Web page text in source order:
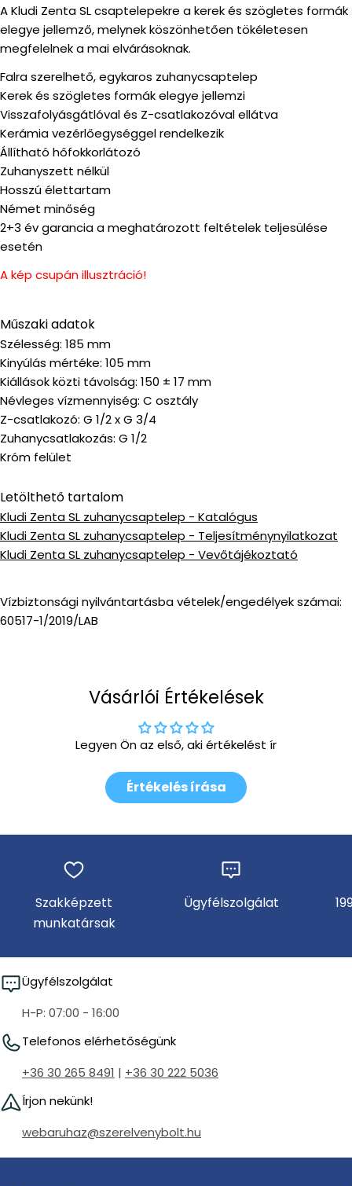
A Kludi Zenta SL csaptelepekre a kerek és szögletes formák
elegye jellemző, melynek köszönhetően tökéletesen
megfelelnek a mai elvárásoknak.
Falra szerelhető, egykaros zuhanycsaptelep
Kerek és szögletes formák elegye jellemzi
Visszafolyásgátlóval és Z-csatlakozóval ellátva
Kerámia vezérlőegységgel rendelkezik
Állítható hőfokkorlátozó
Zuhanyszett nélkül
Hosszú élettartam
Német minőség
2+3 év garancia a meghatározott feltételek teljesülése
esetén
A kép csupán illusztráció!
Műszaki adatok
Szélesség: 185 mm
Kinyúlás mértéke: 105 mm
Kiállások közti távolság: 150 ± 17 mm
Névleges vízmennyiség: C osztály
Z-csatlakozó: G 1/2 x G 3/4
Zuhanycsatlakozás: G 1/2
Króm felület
Letölthető tartalom
Kludi Zenta SL zuhanycsaptelep - Katalógus
Kludi Zenta SL zuhanycsaptelep - Teljesítménynyilatkozat
Kludi Zenta SL zuhanycsaptelep - Vevőtájékoztató
Vízbiztonsági nyilvántartásba vételek/engedélyek számai:
60517-1/2019/LAB
Vásárlói Értékelések
Legyen Ön az első, aki értékelést ír
Értékelés írása
Szakképzett
munkatársak
Ügyfélszolgálat
Ügyfélszolgálat
H-P: 07:00 - 16:00
Telefonos elérhetőségünk
+36 30 265 8491 | +36 30 222 5036
Írjon nekünk!
webaruhaz@szerelvenybolt.hu